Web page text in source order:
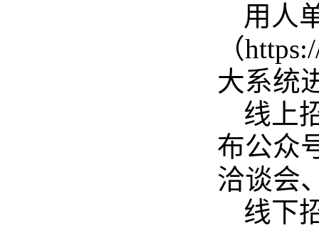
用人
（
大系统
线上
布公众
洽谈会
线下